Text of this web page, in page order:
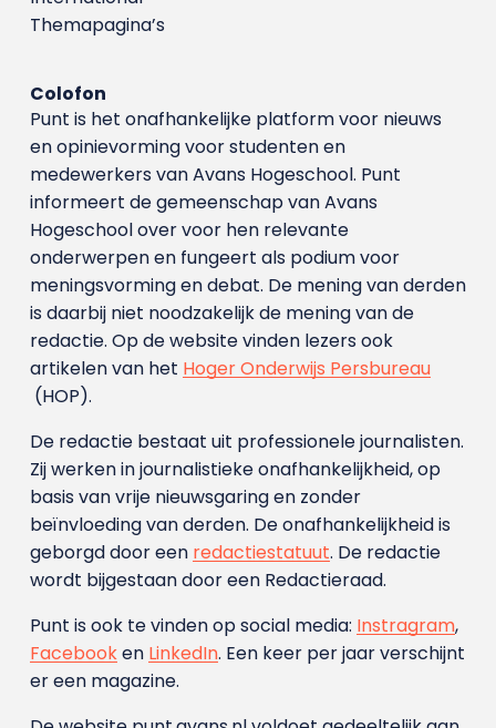
Themapagina’s
Colofon
Punt is het onafhankelijke platform voor nieuws
en opinievorming voor studenten en
medewerkers van Avans Hoge­school. Punt
informeert de gemeenschap van Avans
Hogeschool over voor hen relevante
onderwerpen en fungeert als podium voor
meningsvorming en debat. De mening van derden
is daarbij niet noodzakelijk de mening van de
redactie. Op de website vinden lezers ook
artikelen van het Hoger Onderwijs Persbureau
(HOP).
De redactie bestaat uit professionele journalisten.
Zij werken in journalistieke onafhankelijkheid, op
basis van vrije nieuwsgaring en zonder
beïnvloeding van derden. De onafhankelijkheid is
geborgd door een redactiestatuut. De redactie
wordt bijgestaan door een Redactieraad.
Punt is ook te vinden op social media: Instragram,
Facebooken LinkedIn. Een keer per jaar verschijnt
er een magazine.